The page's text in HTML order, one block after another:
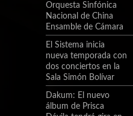
Orquesta Sinfónica
Nacional de China
Ensamble de Cámara
El Sistema inicia
nueva temporada con
dos conciertos en la
Sala Simón Bolívar
Dakum: El nuevo
álbum de Prisca